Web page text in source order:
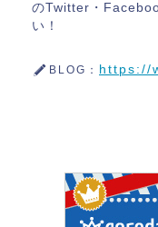
のTwitter・
い！
BLOG： https://